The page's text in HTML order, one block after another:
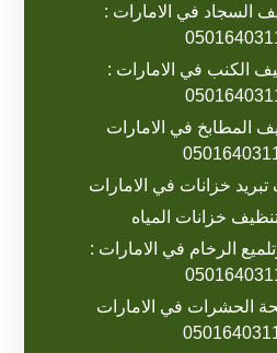
السجاد في الامارات :
الكنب في الامارات :
المطابخ في الامارات
خزانات في الامارات
خزانات المياه
الرخام في الامارات :
الحشرات في الامارات